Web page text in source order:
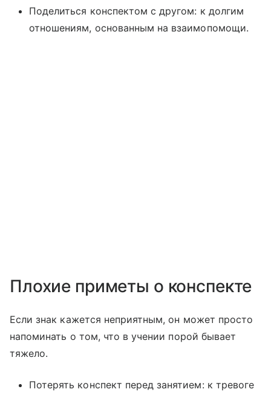
Поделиться конспектом с другом: к долгим
отношениям, основанным на взаимопомощи.
Плохие приметы о конспекте
Если знак кажется неприятным, он может просто
напоминать о том, что в учении порой бывает
тяжело.
Потерять конспект перед занятием: к тревоге